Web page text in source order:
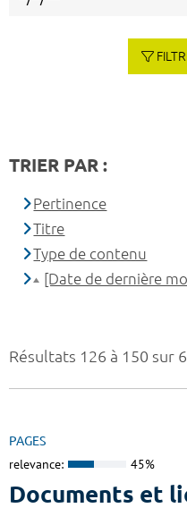
Résultats 126 à 150 sur
PAGES
relevance: 45%
Documents et
TRIER PAR :
Pertinence
Titre
Type de contenu
[Date de dernière